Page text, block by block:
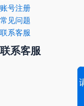
账号注册
常见问题
联系客服
联系客服